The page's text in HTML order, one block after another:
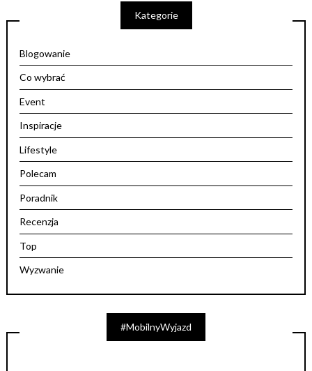
Kategorie
Blogowanie
Co wybrać
Event
Inspiracje
Lifestyle
Polecam
Poradnik
Recenzja
Top
Wyzwanie
#MobilnyWyjazd